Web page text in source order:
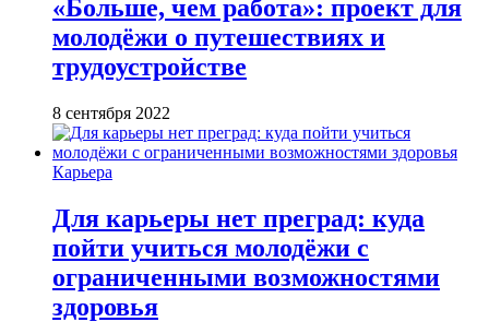
«Больше, чем работа»: проект для
молодёжи о путешествиях и
трудоустройстве
8 сентября 2022
Карьера
Для карьеры нет преград: куда
пойти учиться молодёжи с
ограниченными возможностями
здоровья